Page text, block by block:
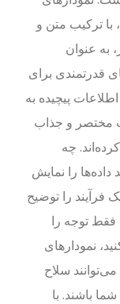
ترکیب متن و
به عنوان
قدرتمندی برای
پیچیده به
و جذاب
چه
داده‌ها را نمایش
فرآیند را توضیح
فقط توجه را
نمودارهای
سلاح
باشند. با